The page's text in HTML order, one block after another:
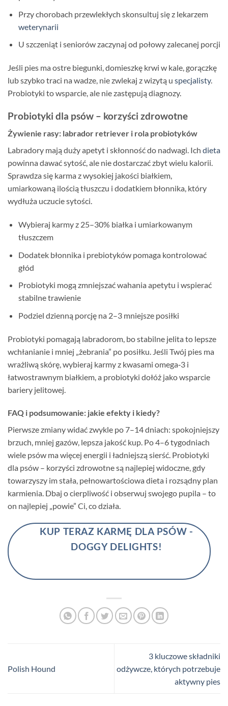
Przy chorobach przewlekłych skonsultuj się z lekarzem
weterynarii
U szczeniąt i seniorów zaczynaj od połowy zalecanej porcji
Jeśli pies ma ostre biegunki, domieszkę krwi w kale, gorączkę
lub szybko traci na wadze, nie zwlekaj z wizytą u specjalisty.
Probiotyki to wsparcie, ale nie zastępują diagnozy.
Probiotyki dla psów – korzyści zdrowotne
Żywienie rasy: labrador retriever i rola probiotyków
Labradory mają duży apetyt i skłonność do nadwagi. Ich dieta
powinna dawać sytość, ale nie dostarczać zbyt wielu kalorii.
Sprawdza się karma z wysokiej jakości białkiem,
umiarkowaną ilością tłuszczu i dodatkiem błonnika, który
wydłuża uczucie sytości.
Wybieraj karmy z 25–30% białka i umiarkowanym
tłuszczem
Dodatek błonnika i prebiotyków pomaga kontrolować
głód
Probiotyki mogą zmniejszać wahania apetytu i wspierać
stabilne trawienie
Podziel dzienną porcję na 2–3 mniejsze posiłki
Probiotyki pomagają labradorom, bo stabilne jelita to lepsze
wchłanianie i mniej „żebrania” po posiłku. Jeśli Twój pies ma
wrażliwą skórę, wybieraj karmy z kwasami omega‑3 i
łatwostrawnym białkiem, a probiotyki dołóż jako wsparcie
bariery jelitowej.
FAQ i podsumowanie: jakie efekty i kiedy?
Pierwsze zmiany widać zwykle po 7–14 dniach: spokojniejszy
brzuch, mniej gazów, lepsza jakość kup. Po 4–6 tygodniach
wiele psów ma więcej energii i ładniejszą sierść. Probiotyki
dla psów – korzyści zdrowotne są najlepiej widoczne, gdy
towarzyszy im stała, pełnowartościowa dieta i rozsądny plan
karmienia. Dbaj o cierpliwość i obserwuj swojego pupila – to
on najlepiej „powie” Ci, co działa.
KUP TERAZ KARMĘ DLA PSÓW -
DOGGY DELIGHTS!
Polish Hound
3 kluczowe składniki
odżywcze, których potrzebuje
aktywny pies